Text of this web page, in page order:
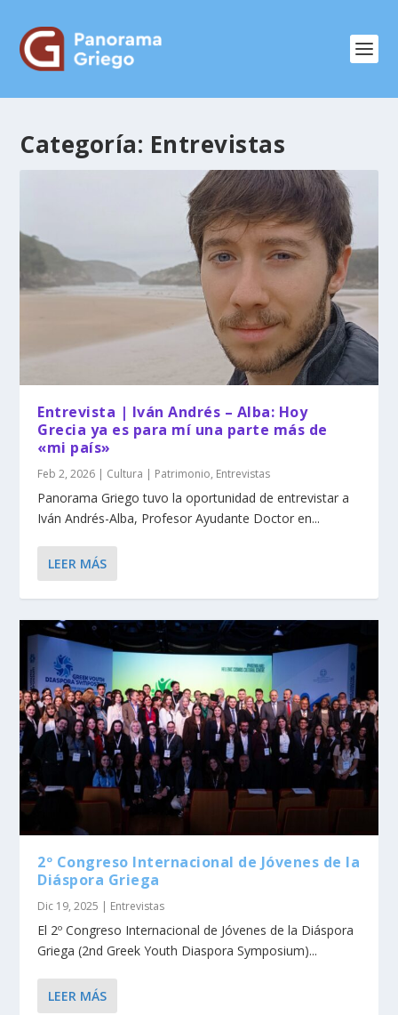
Categoría: Entrevistas
Entrevista | Iván Andrés – Alba: Hoy
Grecia ya es para mí una parte más de
«mi país»
Feb 2, 2026 | Cultura | Patrimonio, Entrevistas
Panorama Griego tuvo la oportunidad de entrevistar a
Iván Andrés-Alba, Profesor Ayudante Doctor en...
LEER MÁS
2º Congreso Internacional de Jóvenes de la
Diáspora Griega
Dic 19, 2025 | Entrevistas
El 2º Congreso Internacional de Jóvenes de la Diáspora
Griega (2nd Greek Youth Diaspora Symposium)...
LEER MÁS